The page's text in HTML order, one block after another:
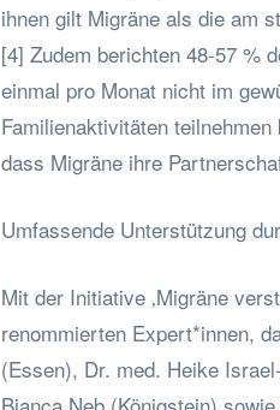
ihnen gilt Migräne als die am
[4] Zudem berichten 48-57 %
einmal pro Monat nicht im
Familienaktivitäten
dass Migräne ihre
Umfassende Unterstützung
Mit der Initiative ‚Migräne
renommierten Expert*innen,
(Essen), Dr. med. Heike